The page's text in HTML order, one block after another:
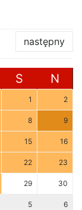
następny
S N
1 2
8 9
15 16
22 23
29 30
5 6